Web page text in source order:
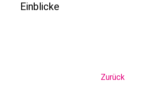
Einblicke
Zurück